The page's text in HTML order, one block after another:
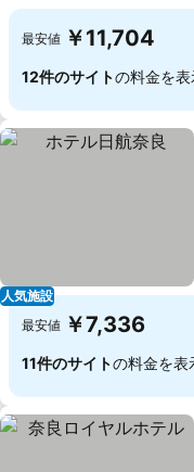
最安値 ￥11,704
12件のサイトの料金を表
人気施設
最安値 ￥7,336
11件のサイトの料金を表